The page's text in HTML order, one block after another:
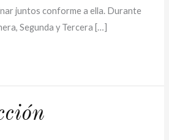
juntos conforme a ella. Durante
Segunda y Tercera […]